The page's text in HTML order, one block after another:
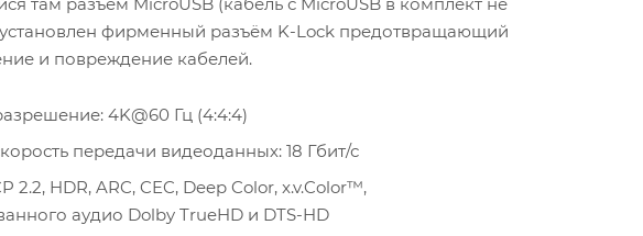
установлен фирменный разъём K-Lock предотвращающий
и повреждение кабелей.
4K@60 Гц (4:4:4)
передачи видеоданных: 18 Гбит/с
2.2, HDR, ARC, CEC, Deep Color, x.v.Color™,
аудио Dolby TrueHD и DTS-HD